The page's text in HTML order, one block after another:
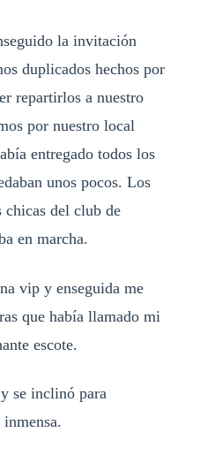
la invitación
duplicados hechos por
repartirlos a nuestro
por nuestro local
entregado todos los
unos pocos. Los
chicas del club de
en marcha.
vip y enseguida me
que había llamado mi
escote.
se inclinó para